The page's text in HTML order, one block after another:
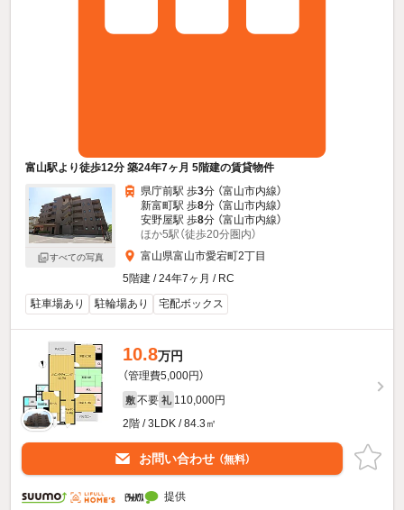
富山駅より徒歩12分 築24年7ヶ月 5階建の賃貸物件
すべての写真
県庁前駅 歩3分 （富山市内線）
新富町駅 歩8分 （富山市内線）
安野屋駅 歩8分 （富山市内線）
ほか5駅（徒歩20分圏内）
富山県富山市愛宕町2丁目
5階建 / 24年7ヶ月 / RC
駐車場あり
駐輪場あり 宅配ボックス
10.8万円
（管理費5,000円）
敷 不要 礼 110,000円
2階 / 3LDK / 84.3㎡
お問い合わせ （無料）
提供